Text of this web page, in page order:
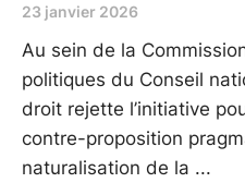
23 janvier 2026
Au sein de la
politiques du Conseil
droit rejette l’initiative
contre-proposition
naturalisation de la